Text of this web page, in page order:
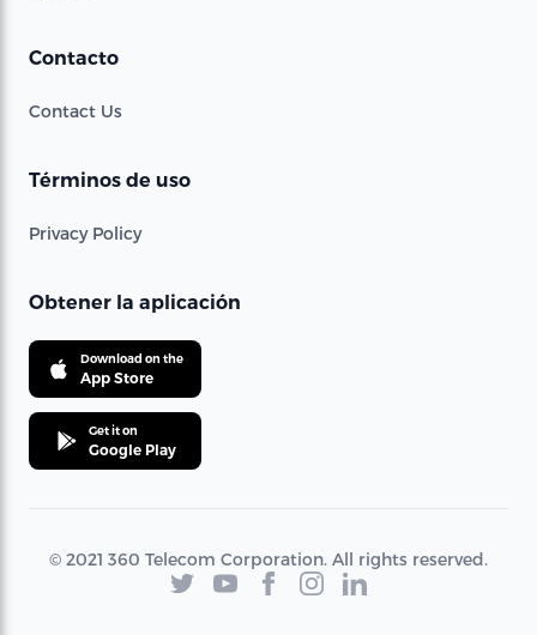
Contacto
Contact Us
Términos de uso
Privacy Policy
Obtener la aplicación
Download on the
App Store
Get it on
Google Play
© 2021 360 Telecom Corporation. All rights reserved.